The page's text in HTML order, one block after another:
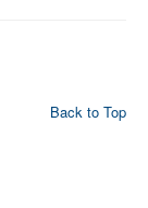
Back to Top